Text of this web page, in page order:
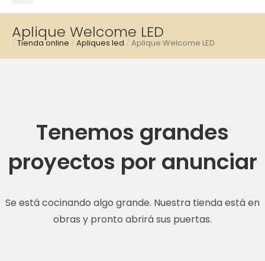
Aplique Welcome LED
/ Tienda online / Apliques led / Aplique Welcome LED
Tenemos grandes
proyectos por anunciar
Se está cocinando algo grande. Nuestra tienda está en
obras y pronto abrirá sus puertas.